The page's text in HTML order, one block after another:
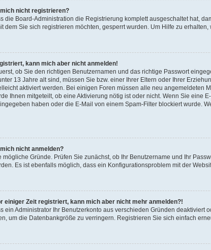
nicht registrieren?
die Board-Administration die Registrierung komplett ausgeschaltet hat,
dem Sie sich registrieren möchten, gesperrt wurden. Um Hilfe zu
kann mich aber nicht anmelden!
ob Sie den richtigen Benutzernamen und das richtige Passwort
13 Jahre alt sind, müssen Sie bzw. einer Ihrer Eltern oder Ihrer
aktiviert werden. Bei einigen Foren müssen alle neu angemeldeten
Ihnen mitgeteilt, ob eine Aktivierung nötig ist oder nicht. Wenn Sie eine
haben oder die E-Mail von einem Spam-Filter blockiert wurde.
nicht anmelden?
mögliche Gründe. Prüfen Sie zunächst, ob Ihr Benutzername und Ihr
Es ist ebenfalls möglich, dass ein Konfigurationsproblem mit der
einiger Zeit registriert, kann mich aber nicht mehr anmelden?!
ein Administrator Ihr Benutzerkonto aus verschieden Gründen
um die Datenbankgröße zu verringern. Registrieren Sie sich einfach